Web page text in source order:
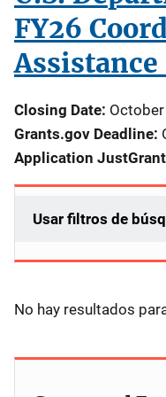
FY26
Closing Date:
Grants.gov Deadline:
Application
Usar filtros de
No hay resultados